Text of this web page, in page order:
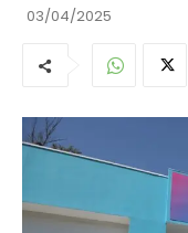
03/04/2025